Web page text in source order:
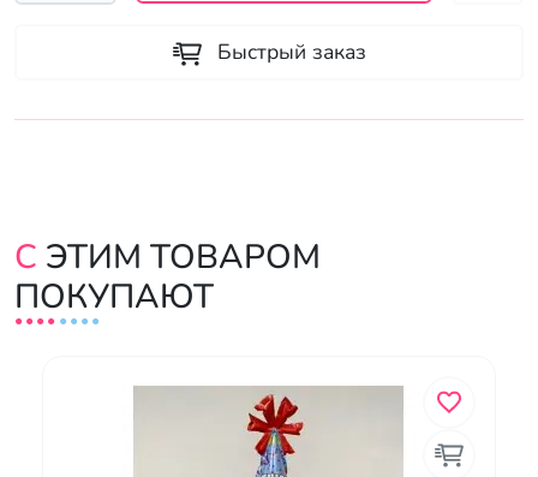
Быстрый заказ
С ЭТИМ ТОВАРОМ
ПОКУПАЮТ